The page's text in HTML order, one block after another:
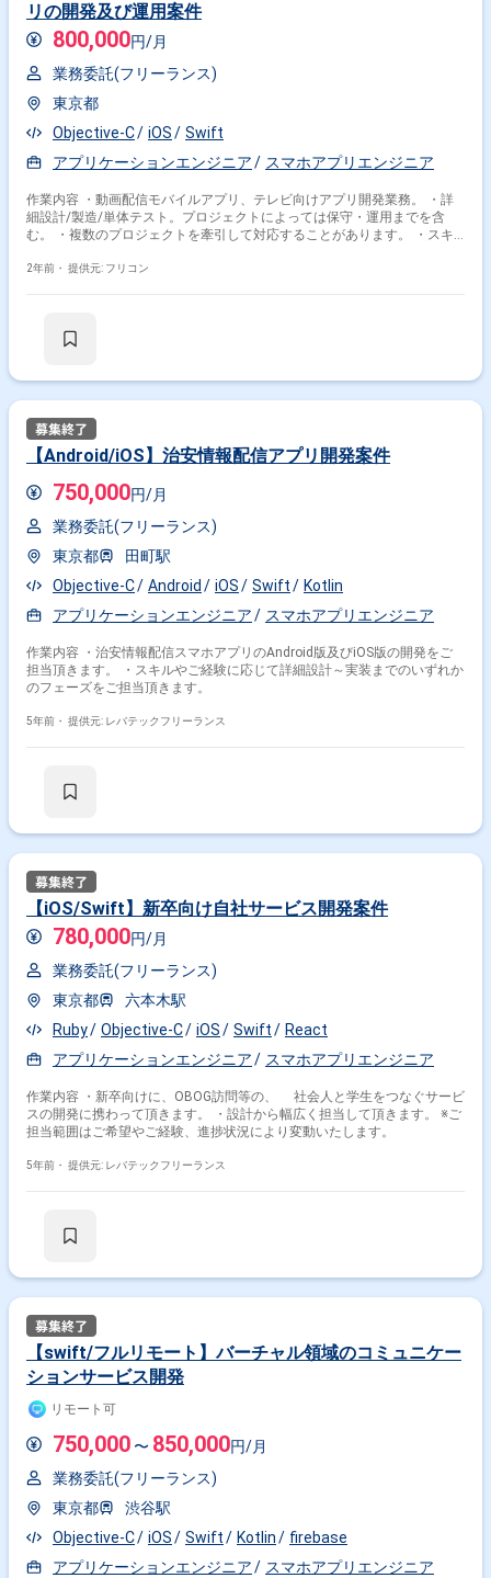
リの開発及び運用案件
800,000円/月
業務委託(フリーランス)
東京都
Objective-C
iOS
Swift
アプリケーションエンジニア
スマホアプリエンジニア
作業内容 ・動画配信モバイルアプリ、テレビ向けアプリ開発業務。 ・詳
細設計/製造/単体テスト。プロジェクトによっては保守・運用までを含
む。 ・複数のプロジェクトを牽引して対応することがあります。 ・スキ
性あり。
2年前・ 提供元: フリコン
【Android/iOS】治安情報配信アプリ開発案件
750,000円/月
業務委託(フリーランス)
東京都
田町駅
Objective-C
Android iOS Swift
Kotlin
アプリケーションエンジニア
スマホアプリエンジニア
作業内容 ・治安情報配信スマホアプリのAndroid版及びiOS版の開発をご
担当頂きます。 ・スキルやご経験に応じて詳細設計～実装までのいずれか
のフェーズをご担当頂きます。
5年前・ 提供元: レバテックフリーランス
【iOS/Swift】新卒向け自社サービス開発案件
780,000円/月
業務委託(フリーランス)
東京都
六本木駅
Ruby
Objective-C iOS Swift
React
アプリケーションエンジニア
スマホアプリエンジニア
作業内容 ・新卒向けに、OBOG訪問等の、 社会人と学生をつなぐサービ
スの開発に携わって頂きます。 ・設計から幅広く担当して頂きます。 ※ご
担当範囲はご希望やご経験、進捗状況により変動いたします。
5年前・ 提供元: レバテックフリーランス
【swift/フルリモート】バーチャル領域のコミュニケー
ションサービス開発
リモート可
750,000 〜 850,000円/月
業務委託(フリーランス)
東京都
渋谷駅
Objective-C
iOS Swift Kotlin
firebase
アプリケーションエンジニア
スマホアプリエンジニア